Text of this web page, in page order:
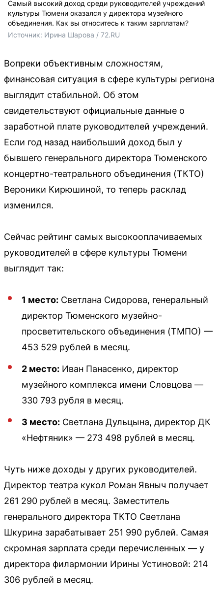
Самый высокий доход среди руководителей учреждений
культуры Тюмени оказался у директора музейного
объединения. Как вы относитесь к таким зарплатам?
Источник: Ирина Шарова / 72.RU
Вопреки объективным сложностям,
финансовая ситуация в сфере культуры региона
выглядит стабильной. Об этом
свидетельствуют официальные данные о
заработной плате руководителей учреждений.
Если год назад наибольший доход был у
бывшего генерального директора Тюменского
концертно-театрального объединения (ТКТО)
Вероники Кирюшиной, то теперь расклад
изменился.
Сейчас рейтинг самых высокооплачиваемых
руководителей в сфере культуры Тюмени
выглядит так:
1 место: Светлана Сидорова, генеральный
директор Тюменского музейно-
просветительского объединения (ТМПО) —
453 529 рублей в месяц.
2 место: Иван Панасенко, директор
музейного комплекса имени Словцова —
330 793 рубля в месяц.
3 место: Светлана Дульцына, директор ДК
«Нефтяник» — 273 498 рублей в месяц.
Чуть ниже доходы у других руководителей.
Директор театра кукол Роман Явныч получает
261 290 рублей в месяц. Заместитель
генерального директора ТКТО Светлана
Шкурина зарабатывает 251 990 рублей. Самая
скромная зарплата среди перечисленных — у
директора филармонии Ирины Устиновой: 214
306 рублей в месяц.